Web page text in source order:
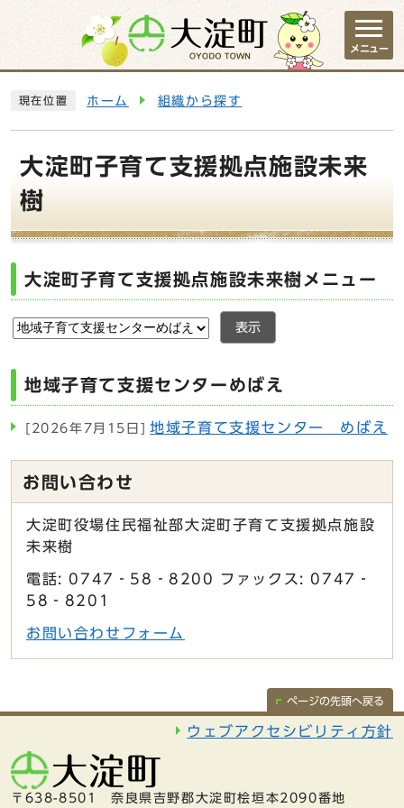
ページの先頭です
メニュー
現在位置 ホーム 組織から探す
大淀町子育て支援拠点施設未来
樹
大淀町子育て支援拠点施設未来樹メニュー
表示
地域子育て支援センターめばえ
[2026年7月15日] 地域子育て支援センター めばえ
お問い合わせ
大淀町役場住民福祉部大淀町子育て支援拠点施設
未来樹
電話: 0747‐58‐8200 ファックス: 0747‐
58‐8201
お問い合わせフォーム
ページの先頭へ戻る
ウェブアクセシビリティ方針
〒638-8501 奈良県吉野郡大淀町桧垣本2090番地